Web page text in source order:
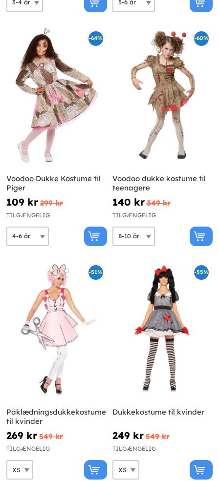
-64%
Voodoo Dukke Kostume til
Piger
109 kr 299 kr
TILGÆNGELIG
-60%
Voodoo dukke kostume til
teenagere
140 kr 349 kr
TILGÆNGELIG
-51%
Påklædningsdukkekostume
til kvinder
269 kr 549 kr
TILGÆNGELIG
-55%
Dukkekostume til kvinder
249 kr 549 kr
TILGÆNGELIG